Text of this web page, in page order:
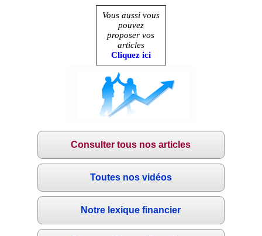
Vous aussi vous
pouvez
proposer vos
articles
Cliquez ici
Consulter tous nos articles
Toutes nos vidéos
Notre lexique financier